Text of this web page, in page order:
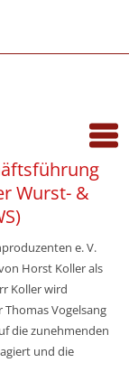
Wurst- &
e. V.
Horst Koller als
Koller wird
Vogelsang
die zunehmenden
und die